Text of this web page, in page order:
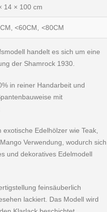
14 × 100 cm
<60CM, <80CM
handelt es sich um eine
der Shamrock 1930.
in reiner Handarbeit und
mit
Edelhölzer wie Teak,
Verwendung, wodurch sich
und dekoratives Edelmodell
feinsäuberlich
lackiert. Das Modell wird